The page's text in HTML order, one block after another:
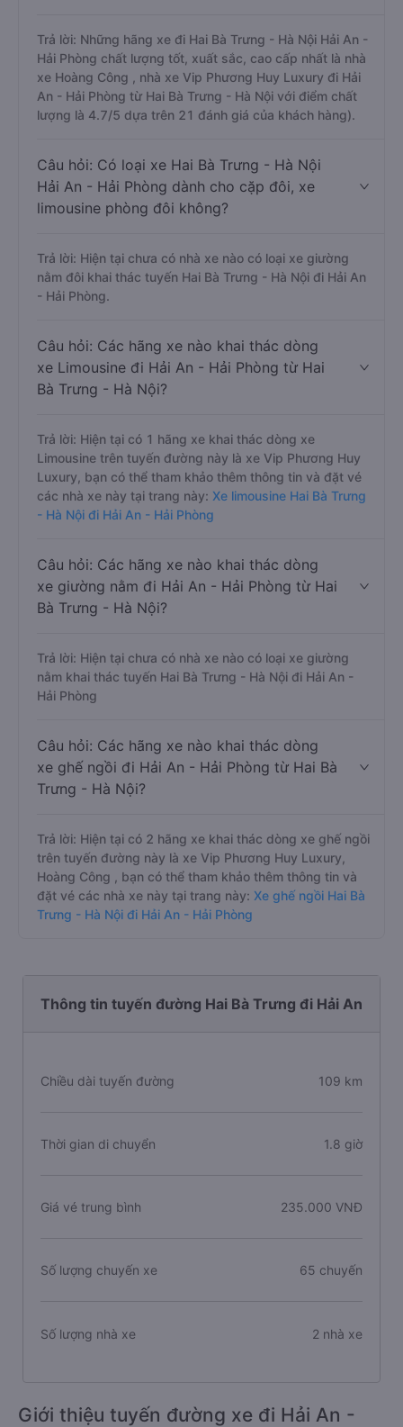
Trả lời: Những hãng xe đi Hai Bà Trưng - Hà Nội Hải An -
Hải Phòng chất lượng tốt, xuất sắc, cao cấp nhất là nhà
xe Hoàng Công , nhà xe Vip Phương Huy Luxury đi Hải
An - Hải Phòng từ Hai Bà Trưng - Hà Nội với điểm chất
lượng là 4.7/5 dựa trên 21 đánh giá của khách hàng).
Câu hỏi: Có loại xe Hai Bà Trưng - Hà Nội
Hải An - Hải Phòng dành cho cặp đôi, xe
limousine phòng đôi không?
Trả lời: Hiện tại chưa có nhà xe nào có loại xe giường
nằm đôi khai thác tuyến Hai Bà Trưng - Hà Nội đi Hải An
- Hải Phòng.
Câu hỏi: Các hãng xe nào khai thác dòng
xe Limousine đi Hải An - Hải Phòng từ Hai
Bà Trưng - Hà Nội?
Trả lời: Hiện tại có 1 hãng xe khai thác dòng xe
Limousine trên tuyến đường này là xe Vip Phương Huy
Luxury, bạn có thể tham khảo thêm thông tin và đặt vé
các nhà xe này tại trang này: Xe limousine Hai Bà Trưng
- Hà Nội đi Hải An - Hải Phòng
Câu hỏi: Các hãng xe nào khai thác dòng
xe giường nằm đi Hải An - Hải Phòng từ Hai
Bà Trưng - Hà Nội?
Trả lời: Hiện tại chưa có nhà xe nào có loại xe giường
nằm khai thác tuyến Hai Bà Trưng - Hà Nội đi Hải An -
Hải Phòng
Câu hỏi: Các hãng xe nào khai thác dòng
xe ghế ngồi đi Hải An - Hải Phòng từ Hai Bà
Trưng - Hà Nội?
Trả lời: Hiện tại có 2 hãng xe khai thác dòng xe ghế ngồi
trên tuyến đường này là xe Vip Phương Huy Luxury,
Hoàng Công , bạn có thể tham khảo thêm thông tin và
đặt vé các nhà xe này tại trang này: Xe ghế ngồi Hai Bà
Trưng - Hà Nội đi Hải An - Hải Phòng
Thông tin tuyến đường Hai Bà Trưng đi Hải An
Chiều dài tuyến đường 109 km
Thời gian di chuyển 1.8 giờ
Giá vé trung bình 235.000 VNĐ
Số lượng chuyến xe 65 chuyến
Số lượng nhà xe 2 nhà xe
Giới thiệu tuyến đường xe đi Hải An -